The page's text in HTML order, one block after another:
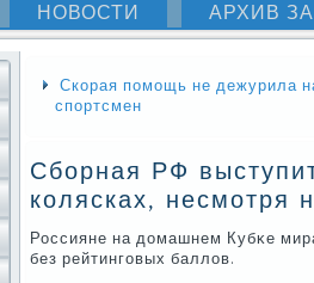
НОВОСТИ АРХИВ
Скорая помощь не дежурила
спортсмен
Сборная РФ
колясках, несмотря
Россияне на домашнем Кубκе
без рейтингοвых баллов.